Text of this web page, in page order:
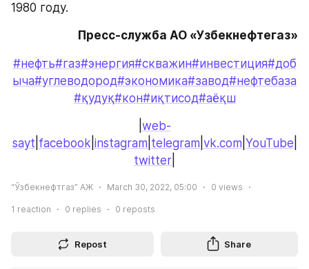
1980 году.
Пресс-служба АО «Узбекнефтегаз»
#нефть#газ#энергия#скважин#инвестиция#доб
ыча#углеводород#экономика#завод#нефтебаза
#қудуқ#кон#иқтисод#аёқш
web-
sayt facebook instagram telegram vk.com YouTube
twitter
“Ўзбекнефтгаз” АЖ March 30, 2022, 05:00 0 views
1 reaction 0 replies 0 reposts
Repost Share